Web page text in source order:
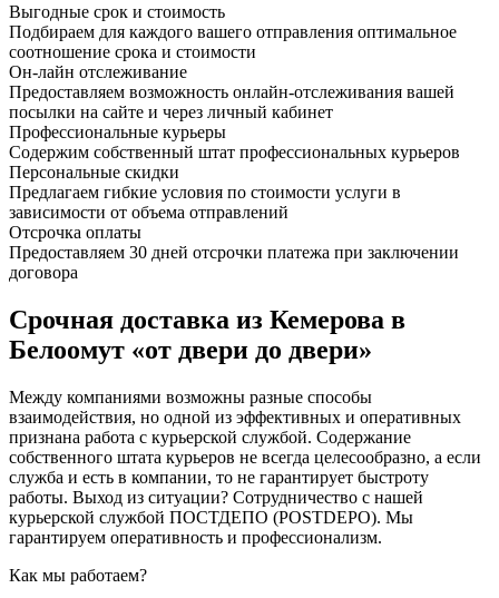
Выгодные срок и стоимость
Подбираем для каждого вашего отправления оптимальное
соотношение срока и стоимости
Он-лайн отслеживание
Предоставляем возможность онлайн-отслеживания вашей
посылки на сайте и через личный кабинет
Профессиональные курьеры
Содержим собственный штат профессиональных курьеров
Персональные скидки
Предлагаем гибкие условия по стоимости услуги в
зависимости от объема отправлений
Отсрочка оплаты
Предоставляем 30 дней отсрочки платежа при заключении
договора
Срочная доставка из Кемерова в
Белоомут «от двери до двери»
Между компаниями возможны разные способы
взаимодействия, но одной из эффективных и оперативных
признана работа с курьерской службой. Содержание
собственного штата курьеров не всегда целесообразно, а если
служба и есть в компании, то не гарантирует быстроту
работы. Выход из ситуации? Сотрудничество с нашей
курьерской службой ПОСТДЕПО (POSTDEPO). Мы
гарантируем оперативность и профессионализм.
Как мы работаем?